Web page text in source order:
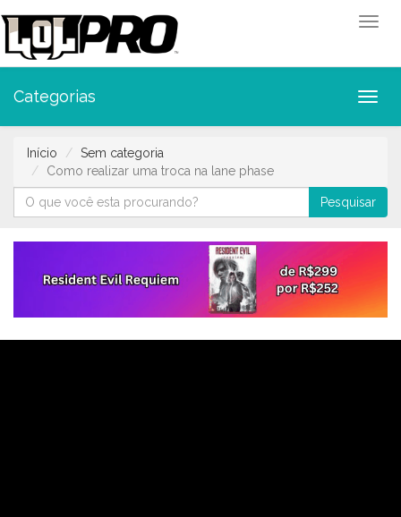
Categorias
Início
Sem categoria
Como realizar uma troca na lane phase
Pesquisar